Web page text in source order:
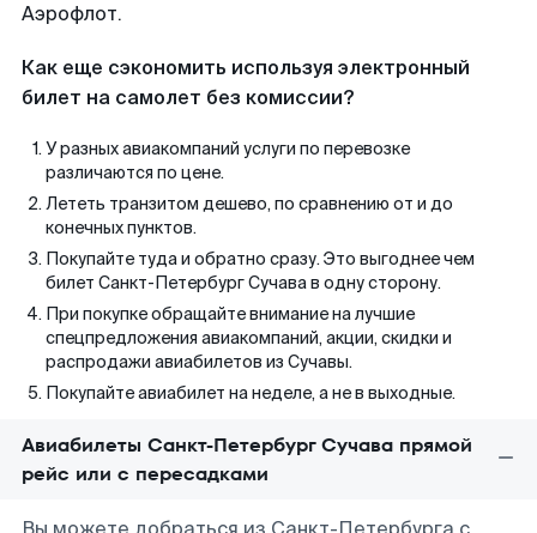
Аэрофлот.
Как еще сэкономить используя электронный
билет на самолет без комиссии?
У разных авиакомпаний услуги по перевозке
различаются по цене.
Лететь транзитом дешево, по сравнению от и до
конечных пунктов.
Покупайте туда и обратно сразу. Это выгоднее чем
билет Санкт-Петербург Сучава в одну сторону.
При покупке обращайте внимание на лучшие
спецпредложения авиакомпаний, акции, скидки и
распродажи авиабилетов из Сучавы.
Покупайте авиабилет на неделе, а не в выходные.
Авиабилеты Санкт-Петербург Сучава прямой
рейс или с пересадками